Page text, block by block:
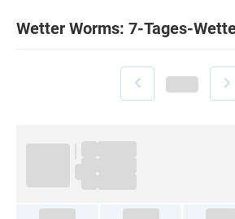
Wetter Worms: 7-Tages-